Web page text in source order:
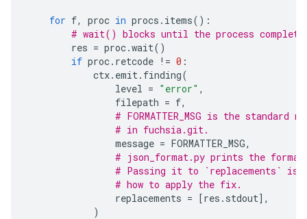
for f, proc in procs . items():
# wait() blocks until the process
res = proc.wait()
if proc. retcode != 0 :
ctx. emit. finding(
level = "error" ,
filepath = f,
# FORMATTER_MSG is the standard
# in fuchsia.git.
message = FORMATTER_MSG,
# json_format.py prints the
# Passing it to `replacements` is
# how to apply the fix.
replacements = [res . stdout],
)